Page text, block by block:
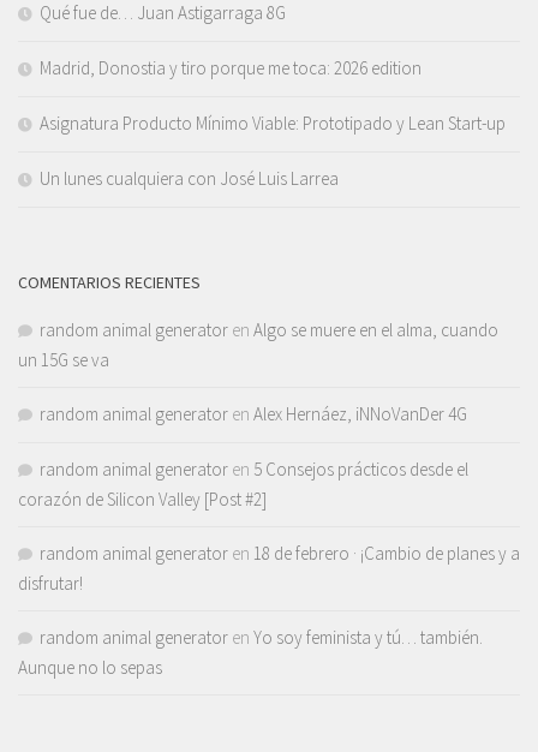
Qué fue de… Juan Astigarraga 8G
Madrid, Donostia y tiro porque me toca: 2026 edition
Asignatura Producto Mínimo Viable: Prototipado y Lean Start-up
Un lunes cualquiera con José Luis Larrea
COMENTARIOS RECIENTES
random animal generator en Algo se muere en el alma, cuando
un 15G se va
random animal generator en Alex Hernáez, iNNoVanDer 4G
random animal generator en 5 Consejos prácticos desde el
corazón de Silicon Valley [Post #2]
random animal generator en 18 de febrero · ¡Cambio de planes y a
disfrutar!
random animal generator en Yo soy feminista y tú… también.
Aunque no lo sepas